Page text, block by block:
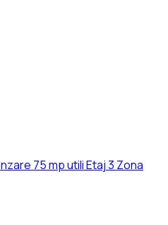
75 mp utili Etaj 3 Zona